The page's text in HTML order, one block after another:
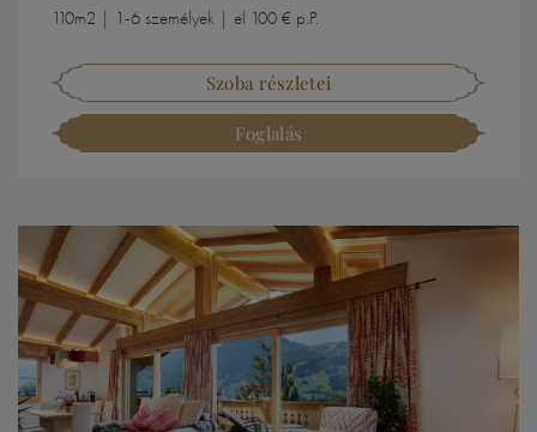
110m2 | 1-6 személyek | el 100 € p.P.
Szoba részletei
Foglalás